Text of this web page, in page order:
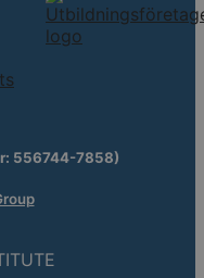
556744-7858)